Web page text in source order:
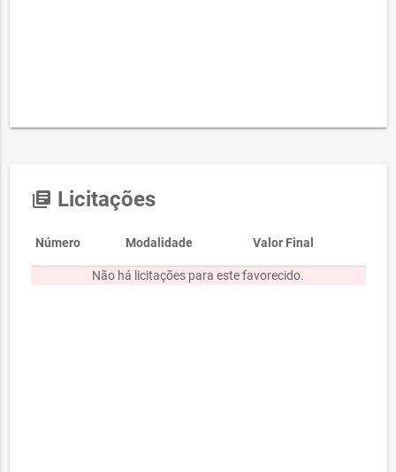
library_books Licitações
Número Modalidade Valor Final
Não há licitações para este favorecido.